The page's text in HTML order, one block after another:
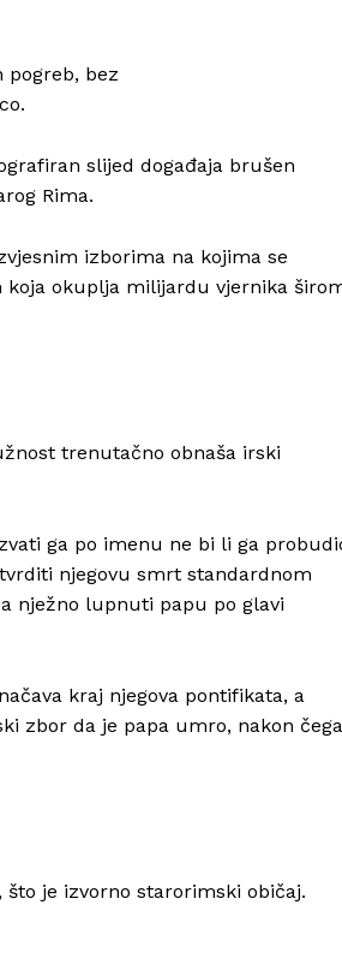
pogreb, bez
slijed događaja brušen
Rima.
izborima na kojima se
okuplja milijardu vjernika
trenutačno obnaša irski
ga po imenu ne bi li ga
njegovu smrt standardnom
nježno lupnuti papu po glavi
kraj njegova pontifikata, a
zbor da je papa umro, nakon čega
je izvorno starorimski običaj.